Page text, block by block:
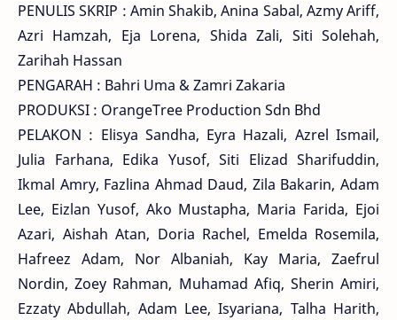
PENULIS SKRIP : Amin Shakib, Anina Sabal, Azmy Ariff,
Azri Hamzah, Eja Lorena, Shida Zali, Siti Solehah,
Zarihah Hassan
PENGARAH : Bahri Uma & Zamri Zakaria
PRODUKSI : OrangeTree Production Sdn Bhd
PELAKON : Elisya Sandha, Eyra Hazali, Azrel Ismail,
Julia Farhana, Edika Yusof, Siti Elizad Sharifuddin,
Ikmal Amry, Fazlina Ahmad Daud, Zila Bakarin, Adam
Lee, Eizlan Yusof, Ako Mustapha, Maria Farida, Ejoi
Azari, Aishah Atan, Doria Rachel, Emelda Rosemila,
Hafreez Adam, Nor Albaniah, Kay Maria, Zaefrul
Nordin, Zoey Rahman, Muhamad Afiq, Sherin Amiri,
Ezzaty Abdullah, Adam Lee, Isyariana, Talha Harith,